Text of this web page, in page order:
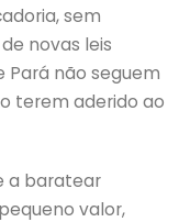
sem
novas leis
Pará não seguem
terem aderido ao
a baratear
valor,